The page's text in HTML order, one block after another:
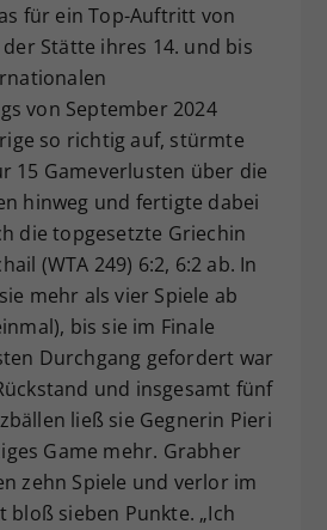
für ein Top-Auftritt von
der Stätte ihres 14. und bis
von September 2024
so richtig auf, stürmte
15 Gameverlusten über die
hinweg und fertigte dabei
die topgesetzte Griechin
(WTA 249) 6:2, 6:2 ab. In
mehr als vier Spiele ab
bis sie im Finale
Durchgang gefordert war
und insgesamt fünf
ließ sie Gegnerin Pieri
Game mehr. Grabher
zehn Spiele und verlor im
bloß sieben Punkte. „Ich